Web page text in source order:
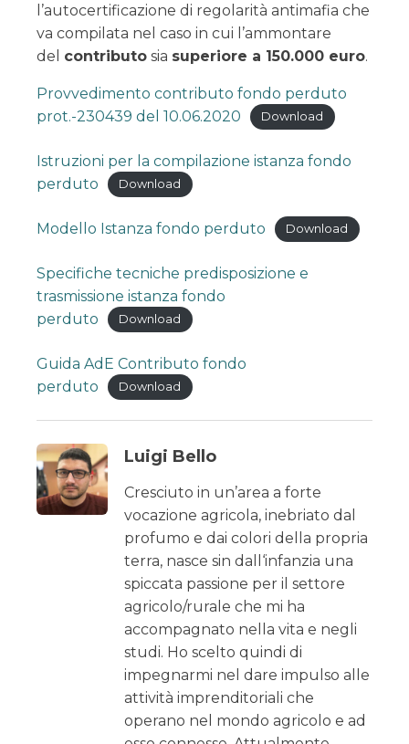
l’autocertificazione di regolarità antimafia che
va compilata nel caso in cui l’ammontare
del contributo sia superiore a 150.000 euro.
Provvedimento contributo fondo perduto
prot.-230439 del 10.06.2020
Download
Istruzioni per la compilazione istanza fondo
perduto
Download
Modello Istanza fondo perduto Download
Specifiche tecniche predisposizione e
trasmissione istanza fondo
perduto
Download
Guida AdE Contributo fondo
perduto
Download
Luigi Bello
Cresciuto in un’area a forte
vocazione agricola, inebriato dal
profumo e dai colori della propria
terra, nasce sin dall‘infanzia una
spiccata passione per il settore
agricolo/rurale che mi ha
accompagnato nella vita e negli
studi. Ho scelto quindi di
impegnarmi nel dare impulso alle
attività imprenditoriali che
operano nel mondo agricolo e ad